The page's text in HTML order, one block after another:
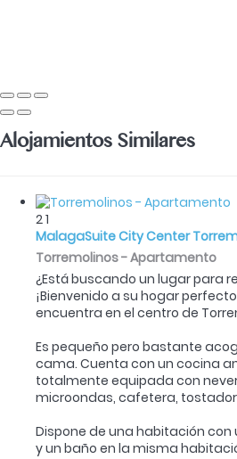
Alojamientos Similares
21
MalagaSuite City Center
Torremolinos -Apartamento
¿Está buscando un lugar para
¡Bienvenido a su hogar
encuentra en el centro de
Es pequeño pero bastante
cama. Cuenta con un cocina
totalmente equipada con
microondas, cafetera,
Dispone de una habitación
y un baño en la misma